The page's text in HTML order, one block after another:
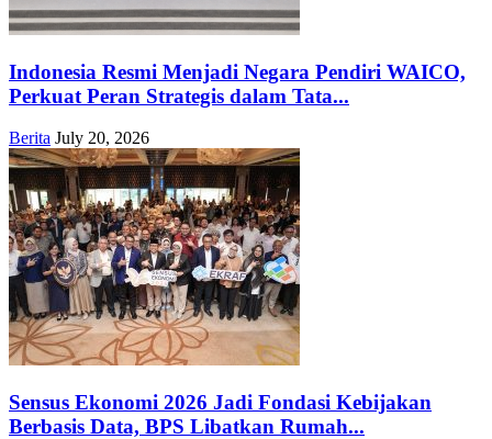
Indonesia Resmi Menjadi Negara Pendiri WAICO,
Perkuat Peran Strategis dalam Tata...
Berita July 20, 2026
Sensus Ekonomi 2026 Jadi Fondasi Kebijakan
Berbasis Data, BPS Libatkan Rumah...